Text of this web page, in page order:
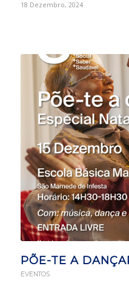
18 Dezembro, 2024
PÕE-TE A
EVENTOS